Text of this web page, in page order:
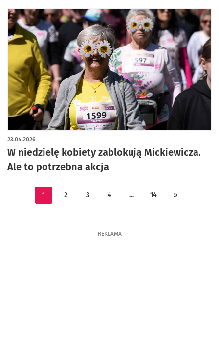
W niedzielę kobiety zablokują Mickiewicza.
Ale to potrzebna akcja
23.04.2026
1 2 3 4 … 14 »
REKLAMA